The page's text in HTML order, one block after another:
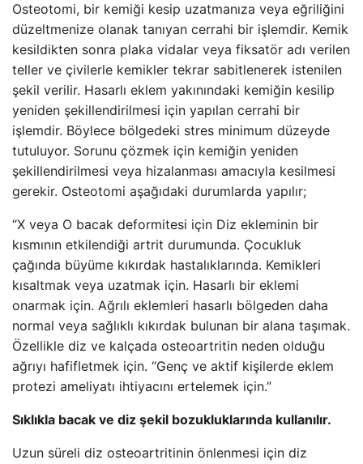
Osteotomi, bir kemiği kesip uzatmanıza veya eğriliğini
düzeltmenize olanak tanıyan cerrahi bir işlemdir. Kemik
kesildikten sonra plaka vidalar veya fiksatör adı verilen
teller ve çivilerle kemikler tekrar sabitlenerek istenilen
şekil verilir. Hasarlı eklem yakınındaki kemiğin kesilip
yeniden şekillendirilmesi için yapılan cerrahi bir
işlemdir. Böylece bölgedeki stres minimum düzeyde
tutuluyor. Sorunu çözmek için kemiğin yeniden
şekillendirilmesi veya hizalanması amacıyla kesilmesi
gerekir. Osteotomi aşağıdaki durumlarda yapılır;
“X veya O bacak deformitesi için Diz ekleminin bir
kısmının etkilendiği artrit durumunda. Çocukluk
çağında büyüme kıkırdak hastalıklarında. Kemikleri
kısaltmak veya uzatmak için. Hasarlı bir eklemi
onarmak için. Ağrılı eklemleri hasarlı bölgeden daha
normal veya sağlıklı kıkırdak bulunan bir alana taşımak.
Özellikle diz ve kalçada osteoartritin neden olduğu
ağrıyı hafifletmek için. “Genç ve aktif kişilerde eklem
protezi ameliyatı ihtiyacını ertelemek için.”
Sıklıkla bacak ve diz şekil bozukluklarında kullanılır.
Uzun süreli diz osteoartritinin önlenmesi için diz